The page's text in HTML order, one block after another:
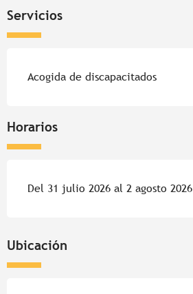
Servicios
Acogida de discapacitados
Horarios
Del 31 julio 2026 al 2 agosto 2026
Ubicación